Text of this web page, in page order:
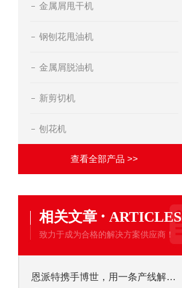
金属屑甩干机
钢刨花甩油机
金属屑脱油机
新剪切机
刨花机
查看全部产品 >>
相关文章 · ARTICLES
致力于成为合格的解决方案供应商！
恩派特携手博世，用一条产线解决环保+成本两大难题！